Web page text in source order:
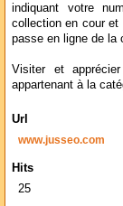
indiquant votre
collection en cour
passe en ligne de la
Visiter et
appartenant à la
Url
www.jusseo.com
Hits
25